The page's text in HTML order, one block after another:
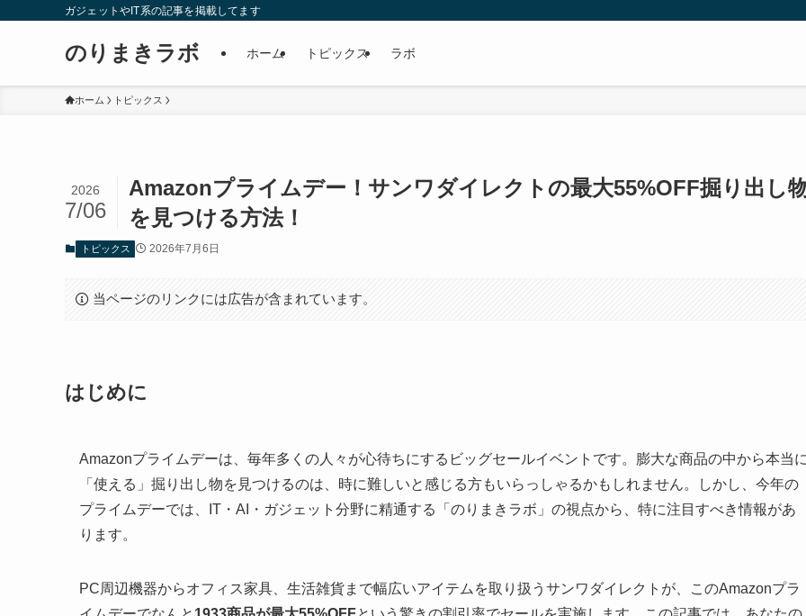
ガジェットやIT系の記事を掲載してます
のりまきラボ ホーム トピックス ラボ
ホーム トピックス
Amazonプライムデー！サンワダイレクトの最大55%OFF掘り出し
を見つける方法！
2026
7/06
トピックス 2026年7月6日
当ページのリンクには広告が含まれています。
はじめに
Amazonプライムデーは、毎年多くの人々が心待ちにするビッグセールイベントです。膨大な商品の中から本当
「使える」掘り出し物を見つけるのは、時に難しいと感じる方もいらっしゃるかもしれません。しかし、今年の
プライムデーでは、IT・AI・ガジェット分野に精通する「のりまきラボ」の視点から、特に注目すべき情報があ
ります。
PC周辺機器からオフィス家具、生活雑貨まで幅広いアイテムを取り扱うサンワダイレクトが、このAmazonプラ